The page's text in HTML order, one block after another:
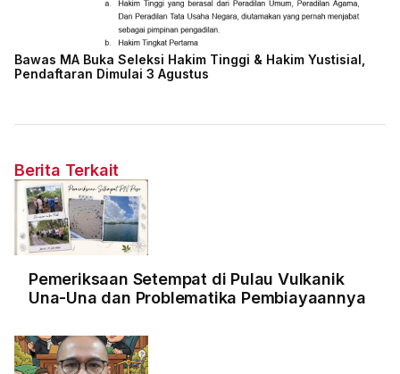
Bawas MA Buka Seleksi Hakim Tinggi & Hakim Yustisial,
Pendaftaran Dimulai 3 Agustus
Berita Terkait
Pemeriksaan Setempat di Pulau Vulkanik
Una-Una dan Problematika Pembiayaannya